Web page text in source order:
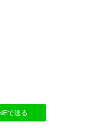
で送る